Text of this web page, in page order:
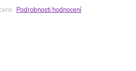
Podrobnosti hodnocení